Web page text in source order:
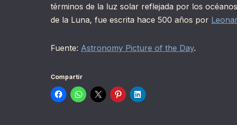
términos de la luz solar reflejada por los
de la Luna, fue escrita hace 500 años por
Fuente: Astronomy Picture of the Day.
Compartir